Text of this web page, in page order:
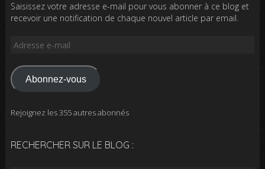
Saisissez votre adresse e-mail pour vous abonner à ce blog et
recevoir une notification de chaque nouvel article par email.
Adresse
mail
Abonnez-vous
Rejoignez les 355 autres abonnés
RECHERCHER SUR LE BLOG :